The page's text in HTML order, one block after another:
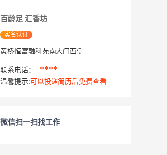
百龄足 汇香坊
实名认证
黄桥恒富融科苑南大门西侧
联系电话： ****
温馨提示: 可以投递简历后免费查看
微信扫一扫找工作